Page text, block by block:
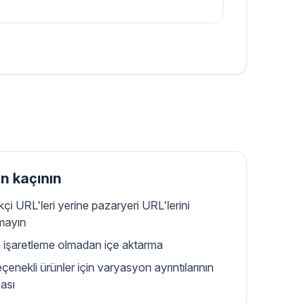
kaçının
URL'leri yerine pazaryeri URL'lerini
işaretleme olmadan içe aktarma
ürünler için varyasyon ayrıntılarının